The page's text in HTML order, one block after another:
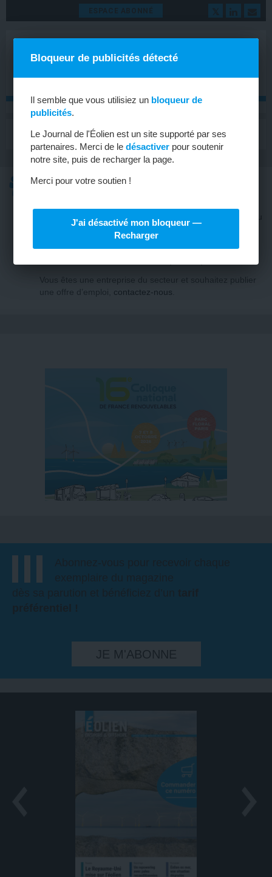
ESPACE ABONNÉ
MENU
OFFRES D’EMPLOI
Vous cherchez un job à temps complet, à temps partiel ou
même un stage dans l’éolien, consultez nos offres
d’emploi ci-dessous.
Vous êtes une entreprise du secteur et souhaitez publier
une offre d’emploi, contactez-nous
JE M'ABONNE
Bloqueur de publicités détecté
Il semble que vous utilisiez un bloqueur de
publicités.
Le Journal de l'Éolien est un site supporté par ses
partenaires. Merci de ledésactiver pour soutenir
notre site, puis de recharger la page.
Merci pour votre soutien !
J'ai désactivé mon bloqueur —
Recharger